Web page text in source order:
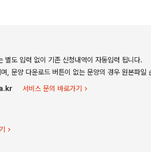
도 입력 없이 기존 신청내역이 자동입력 됩니다.
양 다운로드 버튼이 없는 문양의 경우 원본파일
서비스 문의 바로가기